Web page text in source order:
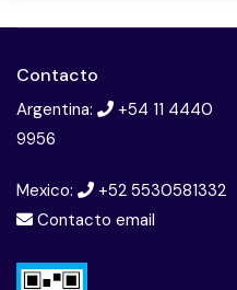
Contacto
Argentina:
+54 11 4440
9956
Mexico:
+52 5530581332
Contacto email